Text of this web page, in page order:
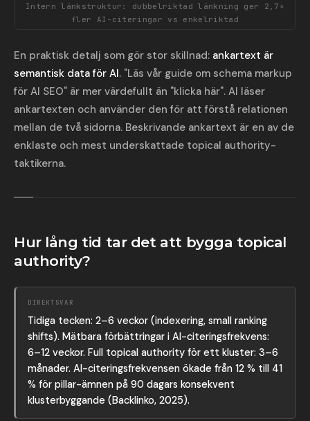
Intern länkstruktur: dubbelriktad länkning ger 2,7×
fler AI-citeringar vs enkelriktad
En praktisk detalj som gör stor skillnad: ankartext är
semantisk data för AI. "Läs vår guide om schema markup
för AI SEO" är mer värdefullt än "klicka här". AI läser
ankartexten och använder den för att förstå relationen
mellan de två sidorna. Beskrivande ankartext är en av de
enklaste och mest underskattade topical authority-
taktikerna.
Hur lång tid tar det att bygga topical
authority?
DIREKTSVAR
Tidiga tecken: 2–6 veckor (indexering, small ranking
shifts). Mätbara förbättringar i AI-citeringsfrekvens:
6–12 veckor. Full topical authority för ett kluster: 3–6
månader. AI-citeringsfrekvensen ökade från 12 % till 41
% för pillar-ämnen på 90 dagars konsekvent
klusterbyggande (Backlinko, 2025).